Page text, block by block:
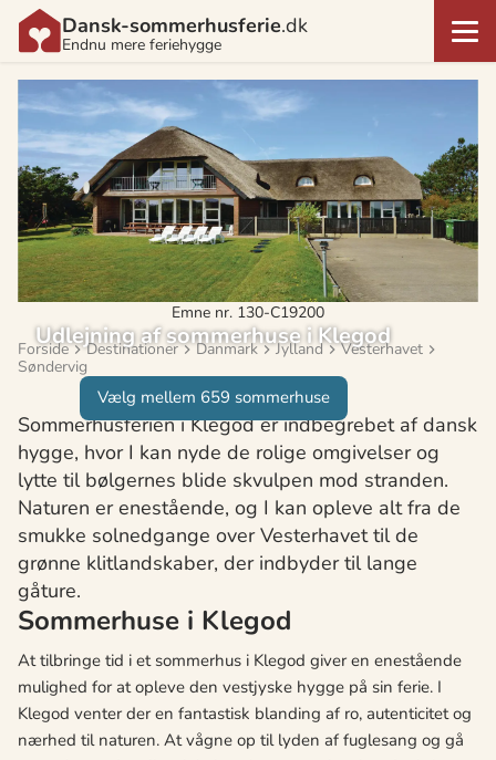
Dansk-sommerhusferie.dk
Endnu mere feriehygge
Emne nr. 130-C19200
Udlejning af sommerhuse i Klegod
Vælg mellem 659 sommerhuse
Forside Destinationer Danmark Jylland
Vesterhavet
Søndervig
Sommerhusferien i Klegod er indbegrebet af dansk
hygge, hvor I kan nyde de rolige omgivelser og
lytte til bølgernes blide skvulpen mod stranden.
Naturen er enestående, og I kan opleve alt fra de
smukke solnedgange over Vesterhavet til de
grønne klitlandskaber, der indbyder til lange
gåture.
Sommerhuse i Klegod
At tilbringe tid i et sommerhus i Klegod giver en enestående
mulighed for at opleve den vestjyske hygge på sin ferie. I
Klegod venter der en fantastisk blanding af ro, autenticitet og
nærhed til naturen. At vågne op til lyden af fuglesang og gå